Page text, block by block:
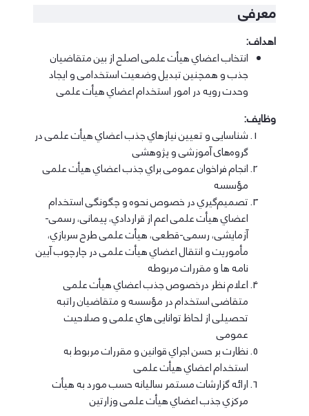
معرفی
اهداف:
اﻧﺘﺨﺎب اﻋﻀﺎي ﻫﯿﺄت ﻋﻠﻤﯽ اﺻﻠﺢ از ﺑﯿﻦ ﻣﺘﻘﺎﺿﯿﺎن
ﺟﺬب و ﻫﻤﭽﻨﯿﻦ ﺗﺒﺪﯾﻞ وﺿﻌﯿﺖ اﺳﺘﺨﺪاﻣﯽ و اﯾﺠﺎد
وﺣﺪت روﯾﻪ در اﻣﻮر اﺳﺘﺨﺪام اﻋﻀﺎي ﻫﯿﺄت ﻋﻠﻤﯽ
وظایف:
ﺷﻨﺎﺳﺎﯾﯽ و ﺗﻌﯿﯿﻦ ﻧﯿﺎزﻫﺎي ﺟﺬب اﻋﻀﺎي ﻫﯿﺄت ﻋﻠﻤﯽ در
گروه‌های آﻣﻮزﺷﯽ و ﭘﮋوﻫﺸﯽ
اﻧﺠﺎم ﻓﺮاﺧﻮان ﻋﻤﻮﻣﯽ ﺑﺮاي ﺟﺬب اﻋﻀﺎي ﻫﯿﺄت ﻋﻠﻤﯽ
ﻣﺆﺳﺴﻪ
ﺗﺼﻤﯿﻢﮔﯿﺮي در ﺧﺼﻮص ﻧﺤﻮه و ﭼﮕﻮﻧﮕﯽ اﺳﺘﺨﺪام
اﻋﻀﺎي ﻫﯿﺄت ﻋﻠﻤﯽ اﻋﻢ از ﻗﺮاردادي، ﭘﯿﻤﺎﻧﯽ، رﺳﻤﯽ-
آزﻣﺎﯾﺸﯽ، رﺳﻤﯽ-ﻗﻄﻌﯽ، ﻫﯿﺄت ﻋﻠﻤﯽ ﻃﺮح ﺳﺮﺑﺎزي،
ﻣﺄﻣﻮرﯾﺖ و اﻧﺘﻘﺎل اﻋﻀﺎي ﻫﯿﺄت ﻋﻠﻤﯽ در ﭼﺎرﭼﻮب آﯾﯿﻦ
ﻧﺎﻣﻪ ﻫﺎ و ﻣﻘﺮرات ﻣﺮﺑﻮﻃﻪ
اﻋﻼم ﻧﻈﺮ درﺧﺼﻮص ﺟﺬب اﻋﻀﺎي ﻫﯿﺄت ﻋﻠﻤﯽ
ﻣﺘﻘﺎﺿﯽ اﺳﺘﺨﺪام در ﻣﺆﺳﺴﻪ و ﻣﺘﻘﺎﺿﯿﺎن راﺗﺒﻪ
ﺗﺤﺼﯿﻠﯽ از ﻟﺤﺎظ ﺗﻮاﻧﺎﯾﯽ ﻫﺎي ﻋﻠﻤﯽ و ﺻﻼﺣﯿﺖ
ﻋﻤﻮﻣﯽ
ﻧﻈﺎرت ﺑﺮ ﺣﺴﻦ اﺟﺮاي ﻗﻮاﻧﯿﻦ و ﻣﻘﺮرات ﻣﺮﺑﻮط ﺑﻪ
اﺳﺘﺨﺪام اﻋﻀﺎي ﻫﯿﺄت ﻋﻠﻤﯽ
اراﺋﻪ ﮔﺰارﺷﺎت ﻣﺴﺘﻤﺮ ﺳﺎﻟﯿﺎﻧﻪ ﺣﺴﺐ ﻣﻮرد ﺑﻪ ﻫﯿﺄت
ﻣﺮﮐﺰي ﺟﺬب اﻋﻀﺎي ﻫﯿﺄت ﻋﻠﻤﯽ وزارﺗﯿﻦ